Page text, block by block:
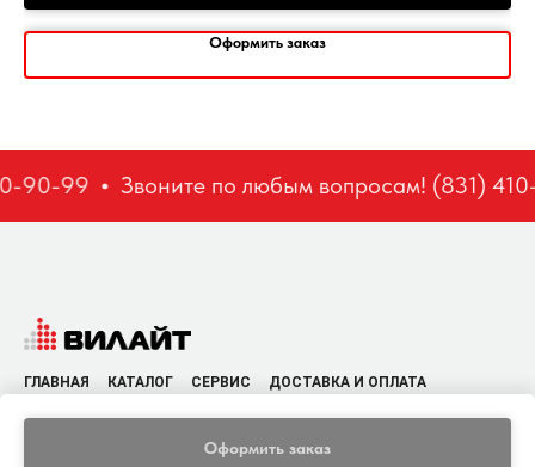
Оформить заказ
Оформить заказ
90-99 Звоните по любым вопросам! (831)
ГЛАВНАЯ КАТАЛОГ СЕРВИС
ДОСТАВКА И ОПЛАТА
Политика конфиденциальности